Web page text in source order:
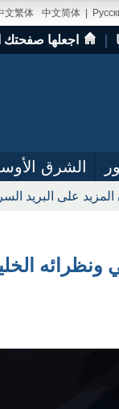
中文简体
文繁体
اجعلها صفحتك
الشرق
على البريد
ونظرائه